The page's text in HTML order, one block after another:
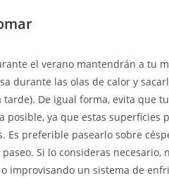
el verano mantendrán a tu
durante las olas de calor y
De igual forma, evita que
posible, ya que estas superficies
Es preferible pasearlo sobre
Si lo consideras
improvisando un sistema de